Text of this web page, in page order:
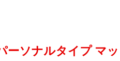
ソナルタイプ マッ